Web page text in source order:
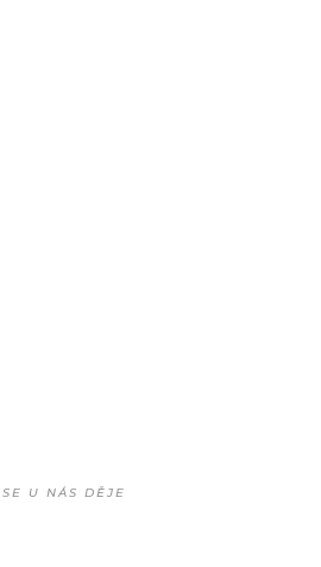
U NÁS DĚJE